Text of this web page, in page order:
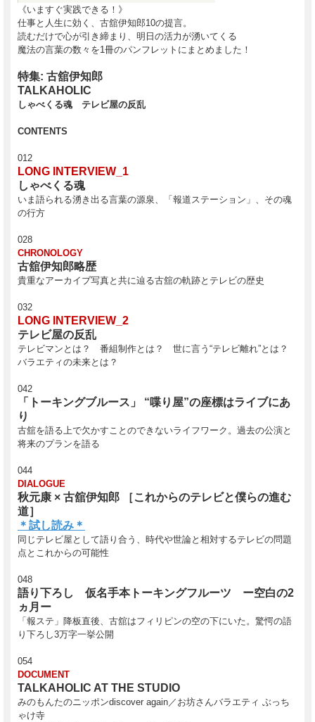
SWITCH WEB 特典：『古舘伊知郎ー仕事10カ条』付
き！
《いますぐ実践できる！》
仕事と人生に効く、古舘伊知郎10の提言。
読むだけで心が引き締まり、明日の活力が湧いてくる
魔法の言葉の数々を1冊のパンフレットにまとめました！
特集: 古舘伊知郎
TALKAHOLIC
しゃべくる魂 テレビ屋の反乱
CONTENTS
012
LONG INTERVIEW_1
しゃべくる魂
いま語られる湧き出る言葉の源泉、「報道ステーション」、その魂
の行方
028
CHRONOLOGY
古舘伊知郎略歴
貴重なアーカイブ写真と共に辿る古舘の軌跡とテレビの歴史
032
LONG INTERVIEW_2
テレビ屋の反乱
テレビマンとは？ 番組制作とは？ 世に言う“テレビ離れ”とは？
バラエティの未来とは？
042
「トーキングブルース」 “喋り屋”の座標はライブにあ
り
古舘を語る上で欠かすことのできないライフワーク。過去の公演と
将来のプランを語る
044
DIALOGUE
秋元康 × 古舘伊知郎 ［これからのテレビと僕らの進む
道］
＊試し読み＊
同じテレビ屋として語り合う、時代や世論と相対するテレビの問題
点とこれからの可能性
048
語り下ろし 仮名手本トーキングフルーツ ー空白の2
ヵ月ー
「報ステ」降板直後、古舘はフィリピンの空の下にいた。驚愕の語
り下ろし3万字一挙公開
054
DOCUMENT
TALKAHOLIC AT THE STUDIO
みのもんたのニッポンdiscover again／お坊さんバラエティ ぶっち
ゃけ寺